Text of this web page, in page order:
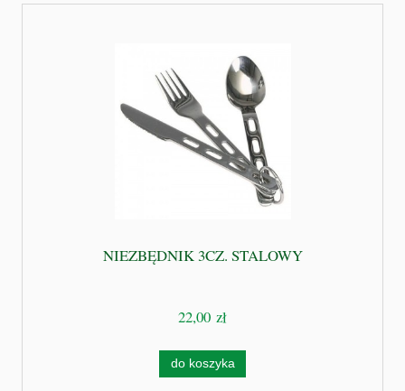
NIEZBĘDNIK 3CZ. STALOWY
22,00 zł
do koszyka